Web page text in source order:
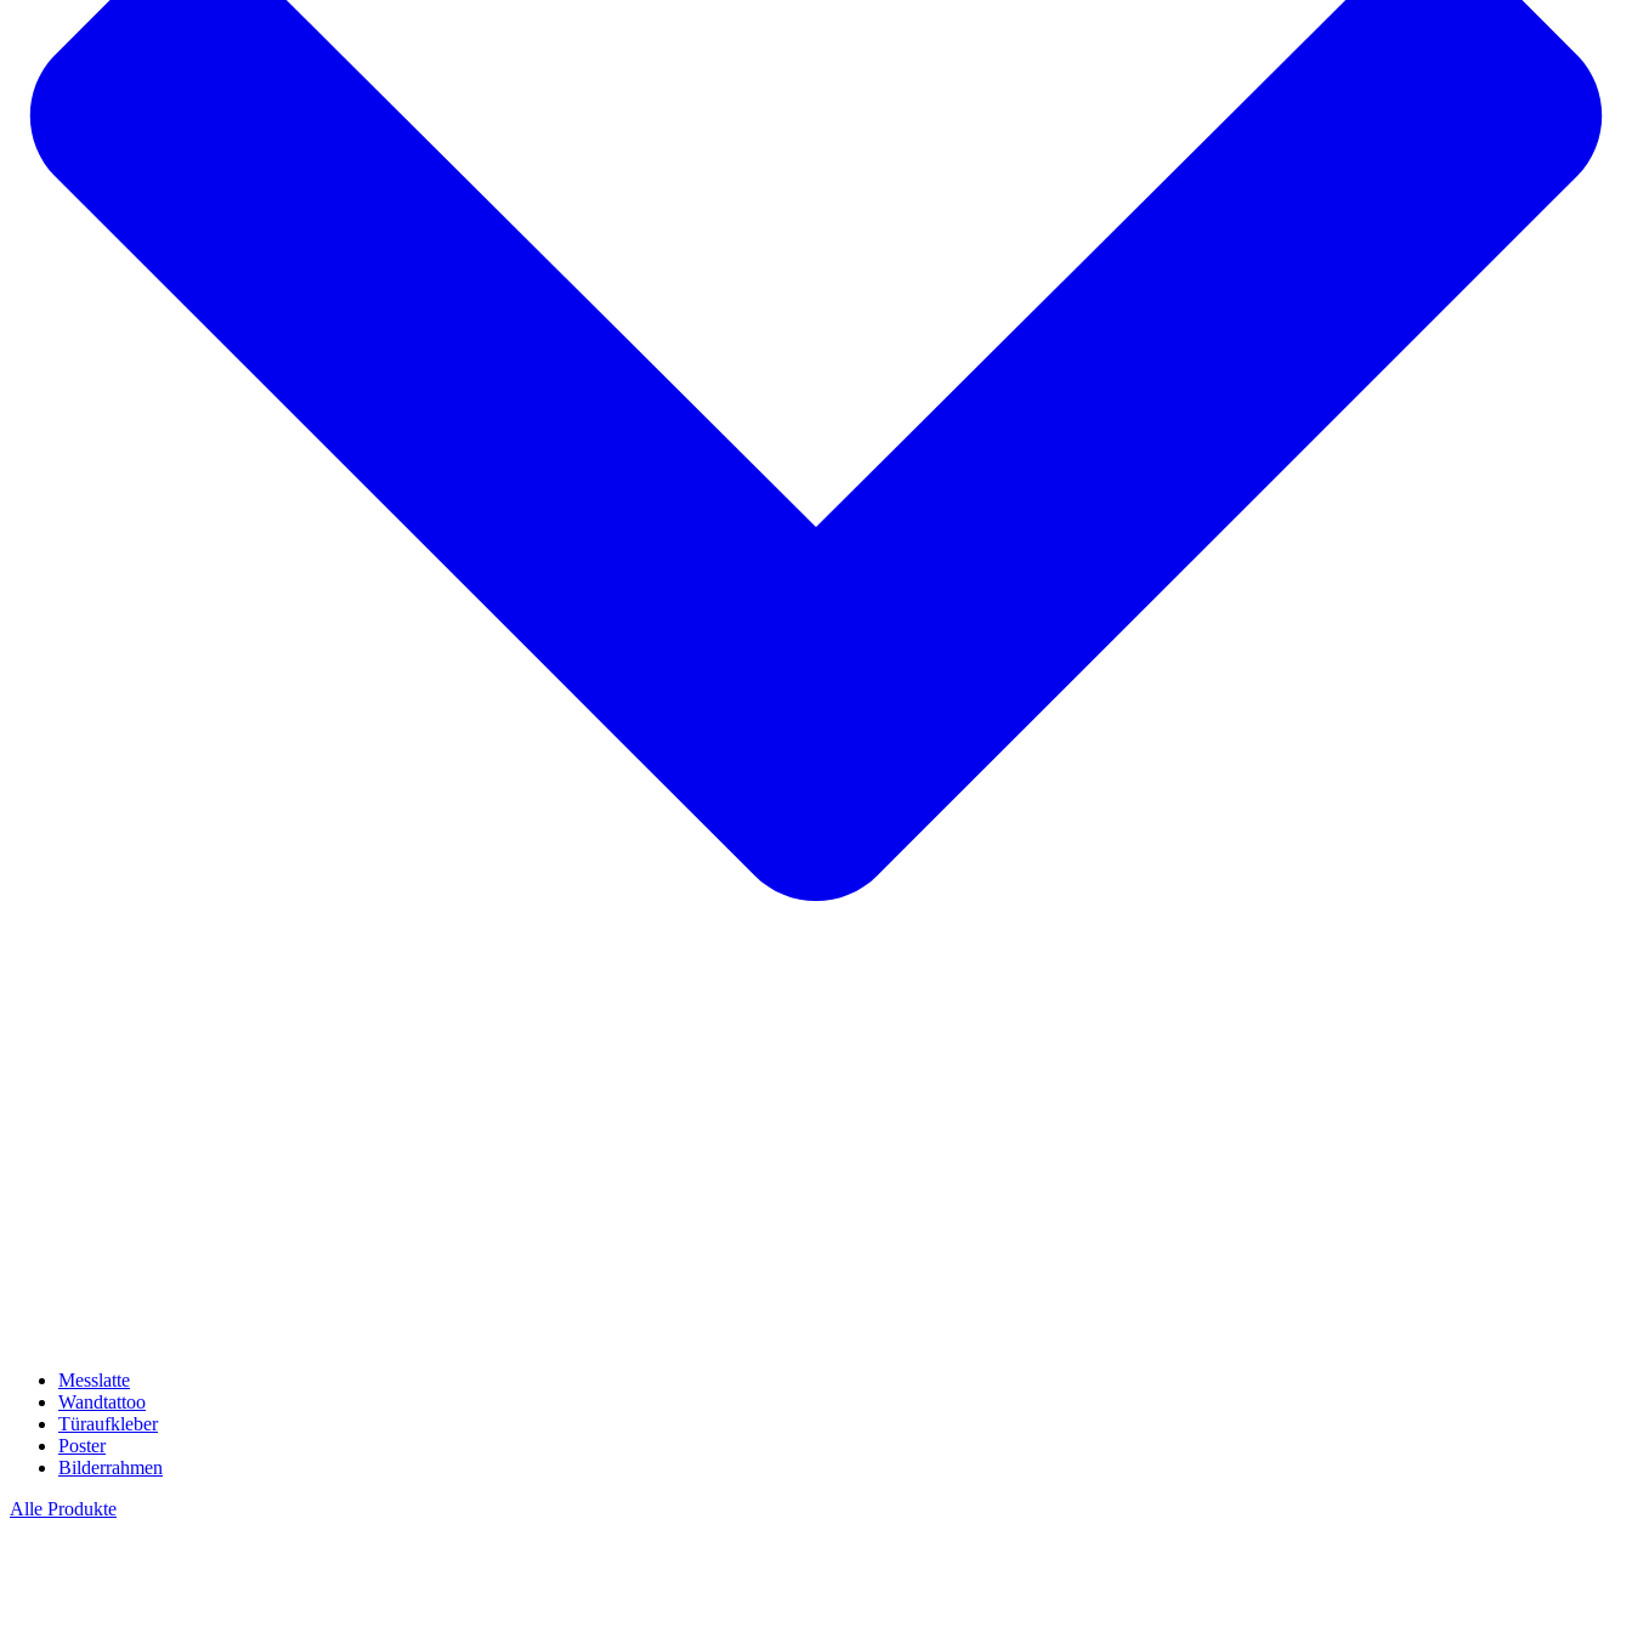
Messlatte
Wandtattoo
Türaufkleber
Poster
Bilderrahmen
Alle Produkte